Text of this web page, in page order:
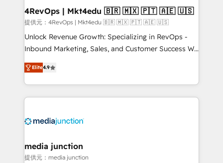
on-demand bundle services. Connect with us today!
4RevOps | Mkt4edu 🇧🇷 🇲🇽 🇵🇹 🇦🇪 🇺🇸
提供元：4RevOps | Mkt4edu 🇧🇷 🇲🇽 🇵🇹 🇦🇪 🇺🇸
Unlock Revenue Growth: Specializing in RevOps -
Inbound Marketing, Sales, and Customer Success We
specialize in driving revenue growth for companies
across industries through tailored marketing, sales,
and customer success strategies, utilizing RevOps
methodologies. As Latin America's largest HubSpot
offer unparalleled insights. Operating in five
Mexico, USA, and Portugal—we've executed over a
hundred successful operations. Our approach,
Elite4.9
media junction
提供元：media junction